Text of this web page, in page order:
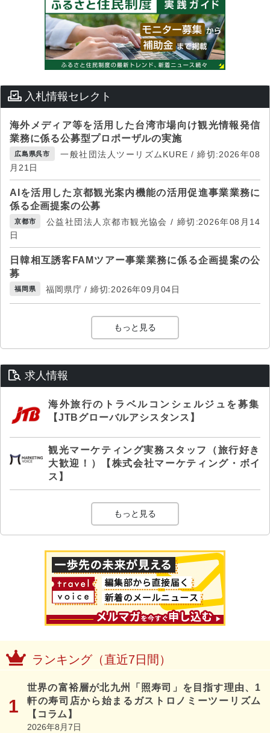
入札情報セレクト
海外メディア等を活用した台湾市場向け観光情報発信
業務に係る公募型プロポーザルの実施
広島県呉市
一般社団法人ツーリズムKURE / 締切:2026年08
月21日
AIを活用した京都観光案内機能の活用促進事業業務に
係る企画提案の公募
京都市
公益社団法人京都市観光協会 / 締切:2026年08月14
日
日韓相互誘客FAMツアー事業業務に係る企画提案の公
募
福岡県 福岡県庁 / 締切:2026年09月04日
もっと見る
求人情報
海外旅行のトラベルコンシェルジュを募集
【JTBグローバルアシスタンス】
観光マーケティング実務スタッフ（旅行好き
大歓迎！）【株式会社マーケティング・ボイ
ス】
もっと見る
ランキング（直近7日間）
世界の富裕層が北九州「照寿司」を目指す理由、1
軒の寿司店から始まるガストロノミーツーリズム
【コラム】
2026年8月7日